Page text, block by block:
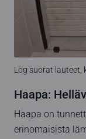
Log suorat lauteet,
Haapa:
Haapa on
erinomaisista